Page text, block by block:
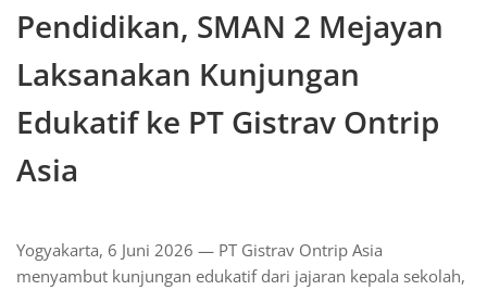
Pendidikan, SMAN 2 Mejayan
Laksanakan Kunjungan
Edukatif ke PT Gistrav Ontrip
Asia
Yogyakarta, 6 Juni 2026 — PT Gistrav Ontrip Asia
menyambut kunjungan edukatif dari jajaran kepala sekolah,